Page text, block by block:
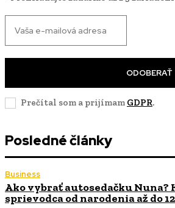
ODOBERAŤ
Prečítal som a prijímam GDPR.
Posledné články
Business
Ako vybrať autosedačku Nuna?
sprievodca od narodenia až do